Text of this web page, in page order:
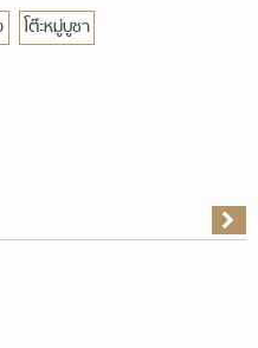
โต๊ะหมู่บูชา